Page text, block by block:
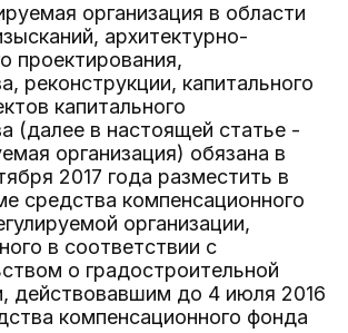
организация в области
архитектурно-
проектирования,
реконструкции, капитального
капитального
(далее в настоящей статье -
организация) обязана в
2017 года разместить в
средства компенсационного
организации,
в соответствии с
о градостроительной
действовавшим до 4 июля 2016
компенсационного фонда